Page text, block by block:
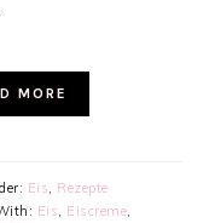
MORE
Eis, Rezepte
Eis, Eiscreme,